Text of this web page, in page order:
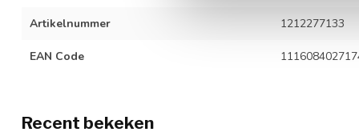
Artikelnummer 1212277133
EAN Code
Recent bekeken